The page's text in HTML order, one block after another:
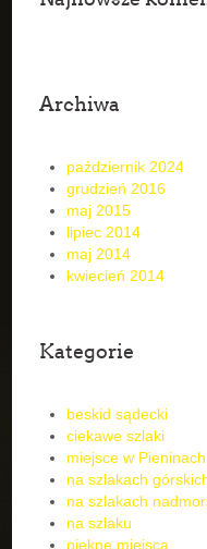
Archiwa
październik 2024
grudzień 2016
maj 2015
lipiec 2014
maj 2014
kwiecień 2014
Kategorie
beskid sądecki
ciekawe szlaki
miejsce w Pieninach
na szlakach
na szlakach
na szlaku
piękne miejsca